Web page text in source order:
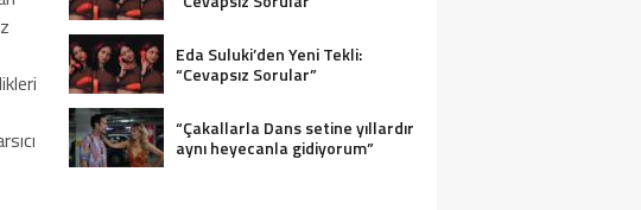
Eda Suluki’den Yeni Tekli:
“Cevapsız Sorular”
“Çakallarla Dans setine yıllardır
aynı heyecanla gidiyorum”